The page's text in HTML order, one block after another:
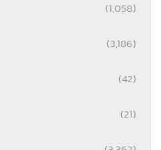
(1,058)
(3,186)
(42)
(21)